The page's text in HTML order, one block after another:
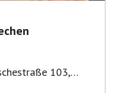
103,